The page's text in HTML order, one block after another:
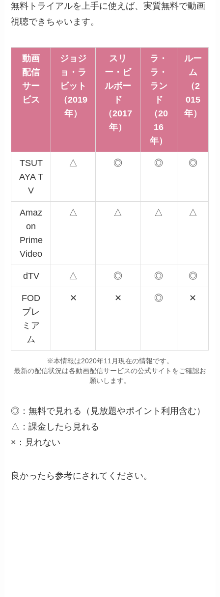
無料トライアルを上手に使えば、実質無料で動画
視聴できちゃいます。
動画
配信
サー
ビス
ジョジ
ョ・ラ
ビット
（2019
年）
スリ
ー・ビ
ルボー
ド
（2017
年）
ラ・
ラ・
ラン
ド
（20
16
年）
ルー
ム
（2
015
年）
TSUT
AYA T
V
△ ◎ ◎ ◎
Amaz
on
Prime
Video
△ △ △ △
dTV △ ◎ ◎ ◎
FOD
プレ
ミア
ム
✕ ✕ ◎ ✕
※本情報は2020年11月現在の情報です。
最新の配信状況は各動画配信サービスの公式サイトをご確認お
願いします。
◎：無料で見れる（見放題やポイント利用含む）
△：課金したら見れる
×：見れない
良かったら参考にされてください。